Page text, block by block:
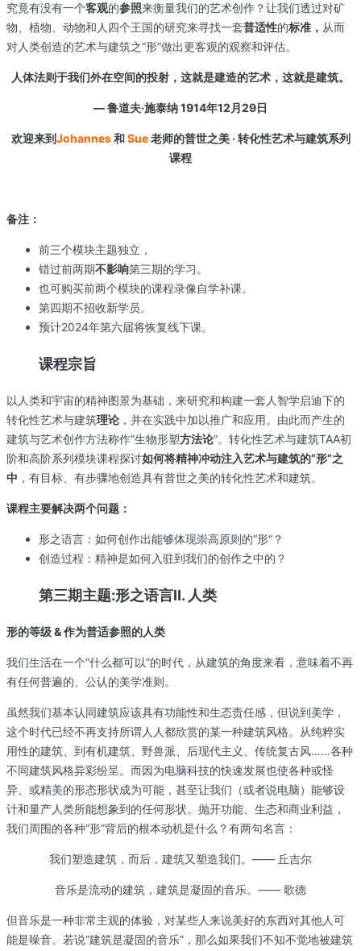
究竟有没有一个客观的参照来衡量我们的艺术创作？让我们透过对矿
物、植物、动物和人四个王国的研究来寻找一套普适性的标准， 从而
对人类创造的艺术与建筑‍‍之“形”做出更客观的观察和评估。
人体法则于我们外在空间的投射，这就是建造的艺术，这就是建筑。
— 鲁道夫·施泰纳 1914年12月29日
欢迎来到Johannes和Sue老师的普世之美 · 转化性艺术与建筑系列
课程
备注：
前三个模块主题独立，
错过前两期不影响第三期的学习。
也可购买前两个模块的课程录像自学补课。
第四期不招收新学员。
预计2024年第六届将恢复线下课。
课程宗旨
以人类和宇宙的精神图景为基础，来研究和构建一套人智学启迪下的
转化性艺术与建筑理论 ，并在实践中加以推广和应用。由此而产生的
建筑与艺术创作方法称作“生物形塑方法论”。转化性艺术与建筑TAA初
阶和高阶系列模块课程探讨如何将精神冲动注入艺术与建筑的“形”之
中 ，有目标、有步骤地创造具有普世之美的转化性艺术和建筑。
课程主要解决两个问题：
形之语言：如何创作出能够体现崇高原则的“形“？
创造过程：精神是如何入驻到我们的创作之中的？
第三期主题:形之语言Ⅱ. 人类
形的等级&作为普适参照的人类
我们生活在一个“什么都可以”的时代，从建筑的角度来看，意味着不再
有任何普遍的、公认的美学准则。
虽然我们基本认同建筑应该具有功能性和生态责任感，但说到美学，
这个时代已经不再支持所谓人人都欣赏的某一种建筑风格。从纯粹实
用性的建筑、到有机建筑、野兽派、后现代主义、传统复古风……各种
不同建筑风格异彩纷呈。而因为电脑科技的快速发展也使各种或怪
异、或精美的形态形状成为可能，甚至让我们（或者说电脑）能够设
计和量产人类所能想象到的任何形状。抛开功能、生态和商业利益，
我们周围的各种“形”背后的根本动机是什么？有两句名言：
我们塑造建筑，而后，建筑又塑造我们。—— 丘吉尔
音乐是流动的建筑，建筑是凝固的音乐。—— 歌德
但音乐是一种非常主观的体验，对某些人来说美好的东西对其他人可
能是噪音。若说“建筑是凝固的音乐”，那么如果我们不知不觉地被建筑